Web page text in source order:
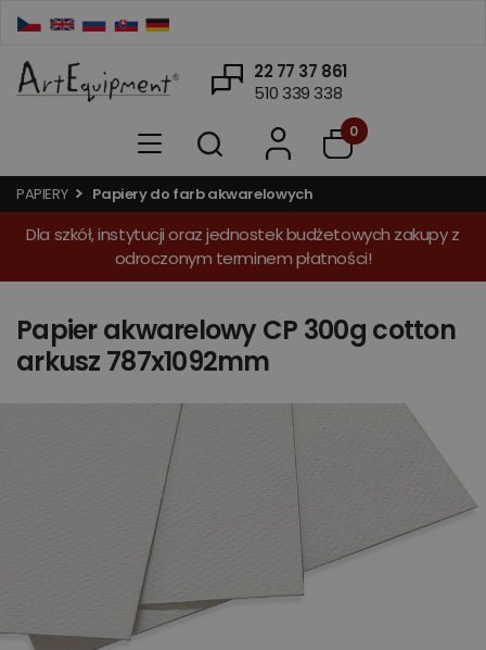
22 77 37 861
510 339 338
0
PAPIERY Papiery do farb akwarelowych
Dla szkół, instytucji oraz jednostek budżetowych zakupy z
odroczonym terminem płatności!
Papier akwarelowy CP 300g cotton
arkusz 787x1092mm